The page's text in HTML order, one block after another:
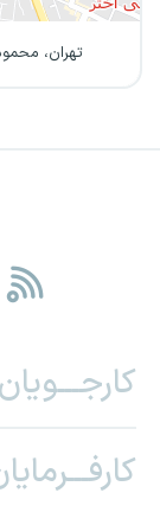
تهران،
کارجـــویان